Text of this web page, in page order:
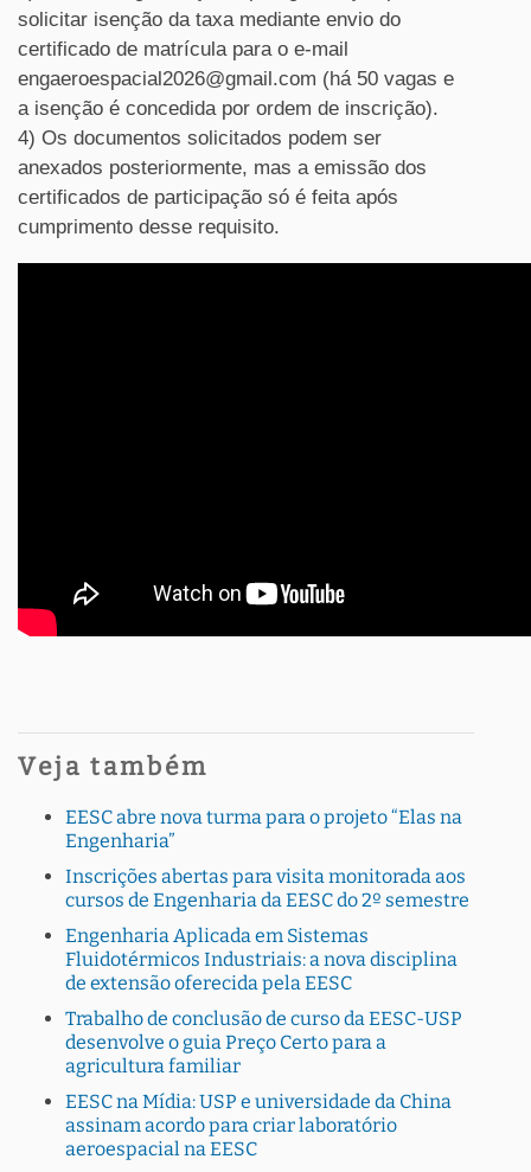
solicitar isenção da taxa mediante envio do
certificado de matrícula para o e-mail
engaeroespacial2026@gmail.com (há 50 vagas e
a isenção é concedida por ordem de inscrição).
4) Os documentos solicitados podem ser
anexados posteriormente, mas a emissão dos
certificados de participação só é feita após
cumprimento desse requisito.
Veja também
EESC abre nova turma para o projeto “Elas na
Engenharia”
Inscrições abertas para visita monitorada aos
cursos de Engenharia da EESC do 2º semestre
Engenharia Aplicada em Sistemas
Fluidotérmicos Industriais: a nova disciplina
de extensão oferecida pela EESC
Trabalho de conclusão de curso da EESC-USP
desenvolve o guia Preço Certo para a
agricultura familiar
EESC na Mídia: USP e universidade da China
assinam acordo para criar laboratório
aeroespacial na EESC